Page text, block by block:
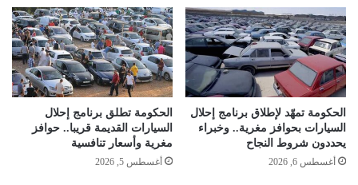
الحكومة تمهّد لإطلاق برنامج إحلال
السيارات بحوافز مغرية.. وخبراء
يحددون شروط النجاح
أغسطس 6, 2026
الحكومة تطلق برنامج إحلال
السيارات القديمة قريبا.. حوافز
مغرية وأسعار تنافسية
أغسطس 5, 2026